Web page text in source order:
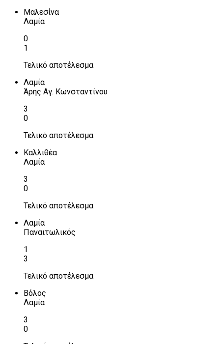
Μαλεσίνα
Λαμία
0
1
Τελικό αποτέλεσμα
Λαμία
Άρης Αγ. Κωνσταντίνου
3
0
Τελικό αποτέλεσμα
Καλλιθέα
Λαμία
3
0
Τελικό αποτέλεσμα
Λαμία
Παναιτωλικός
1
3
Τελικό αποτέλεσμα
Βόλος
Λαμία
3
0